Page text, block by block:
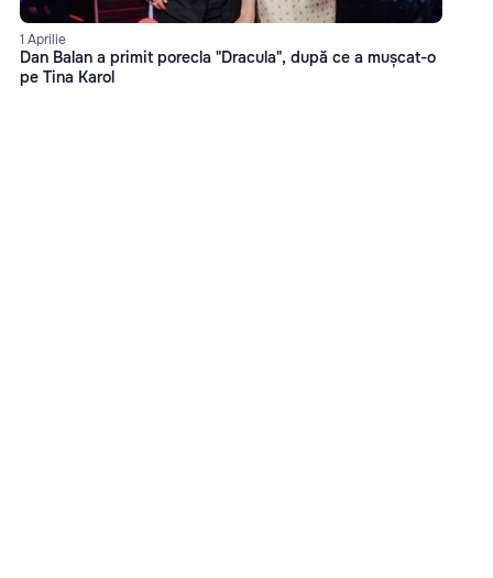
1 Aprilie
Dan Balan a primit porecla "Dracula", după ce a mușcat-o
pe Tina Karol